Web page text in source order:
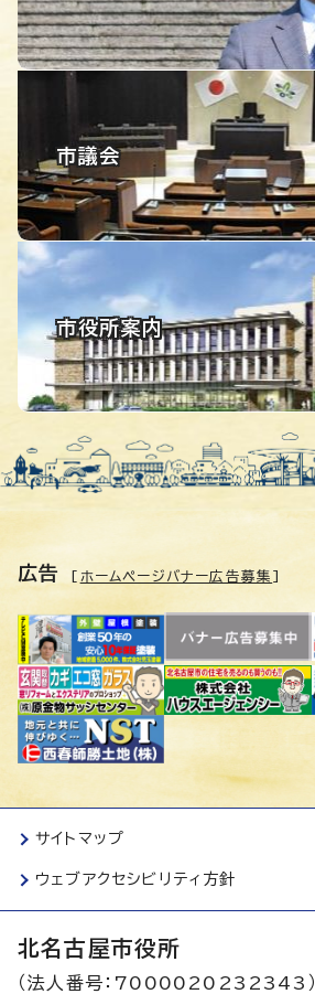
市議会
市役所案内
広告 ホームページバナー広告募集
サイトマップ
ウェブアクセシビリティ方針
北名古屋市役所
（法人番号：7000020232343）